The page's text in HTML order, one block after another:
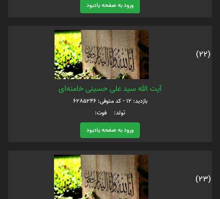
ورود به صفحه یادبود
(22)
آیت الله سید علی حسینی خامنه‌ای
بازدید: 12 - کد متوفی: 6285246
تولد: فوت:
ورود به صفحه یادبود
(23)